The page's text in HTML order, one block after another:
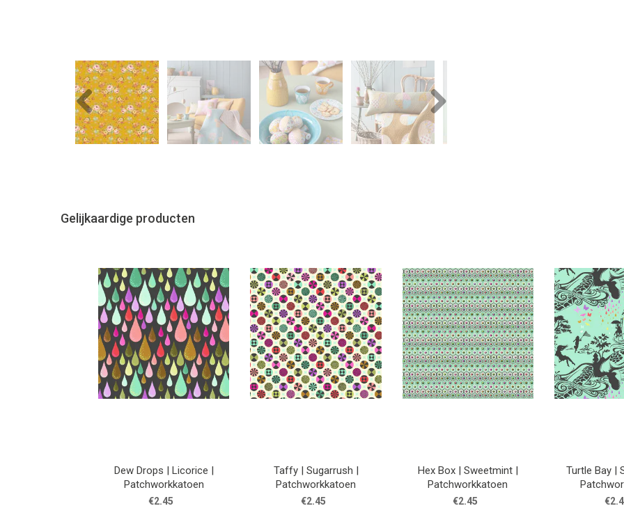
Previous Next
Gelijkaardige producten
Dew Drops | Licorice |
Patchworkkatoen
€2.45
Taffy | Sugarrush |
Patchworkkatoen
€2.45
Hex Box | Sweetmint |
Patchworkkatoen
€2.45
Turtle Bay |